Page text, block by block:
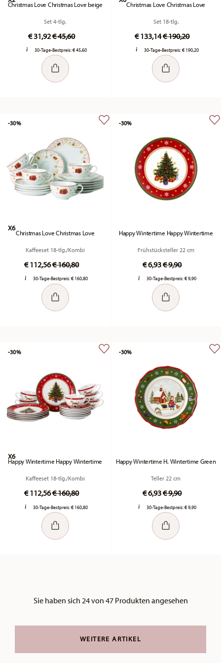
Christmas Love Christmas Love beige
Set 4-tlg.
€ 31,92Price reduced from
€ 45,60to
30-Tage-Bestpreis:€ 45,60
Christmas Love Christmas Love
Set 18-tlg.
€ 133,14Price reduced
€ 190,20to
30-Tage-Bestpreis:€ 190,20
X6
Christmas Love Christmas Love
Kaffeeset 18-tlg./Kombi
€ 112,56Price reduced from
€ 160,80to
30-Tage-Bestpreis:€ 160,80
-30%
Happy Wintertime Happy Wintertime
Frühstücksteller 22 cm
€ 6,93Price reduced
€ 9,90to
30-Tage-Bestpreis:€ 9,90
-30%
X6
Happy Wintertime Happy Wintertime
Kaffeeset 18-tlg./Kombi
€ 112,56Price reduced from
€ 160,80to
30-Tage-Bestpreis:€ 160,80
-30%
Happy Wintertime H. Wintertime Green
Teller 22 cm
€ 6,93Price reduced
€ 9,90to
30-Tage-Bestpreis:€ 9,90
-30%
Sie haben sich 24 von 47 Produkten angesehen
WEITERE ARTIKEL